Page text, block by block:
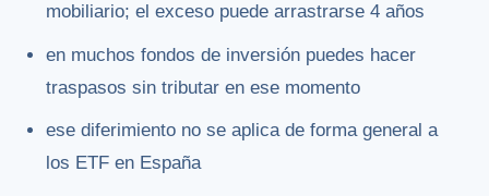
mobiliario; el exceso puede arrastrarse 4 años
en muchos fondos de inversión puedes hacer
traspasos sin tributar en ese momento
ese diferimiento no se aplica de forma general a
los ETF en España